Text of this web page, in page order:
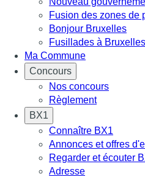
Fusion des zones de
Bonjour Bruxelles
Fusillades à Bruxelles
Ma Commune
Concours
Nos concours
Règlement
BX1
Connaître BX1
Annonces et offres
Regarder et écouter
Adresse